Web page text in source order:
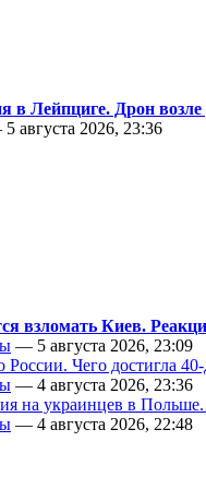
в Лейпциге. Дрон возле
августа 2026, 23:36
взломать Киев.
— 5 августа 2026, 23:09
России. Чего достигла
— 4 августа 2026, 23:36
на украинцев в
— 4 августа 2026, 22:48